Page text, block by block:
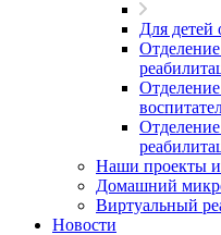
Для детей
Наши проекты и
Домашний
Виртуальный
Новости